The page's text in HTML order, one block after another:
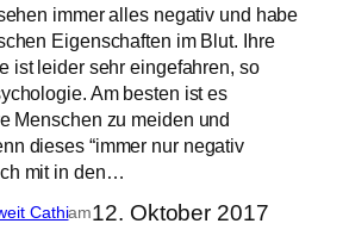
immer alles negativ und habe
Eigenschaften im Blut. Ihre
ist leider sehr eingefahren, so
Am besten ist es
Menschen zu meiden und
dieses “immer nur negativ
mit in den…
Cathiam12. Oktober 2017